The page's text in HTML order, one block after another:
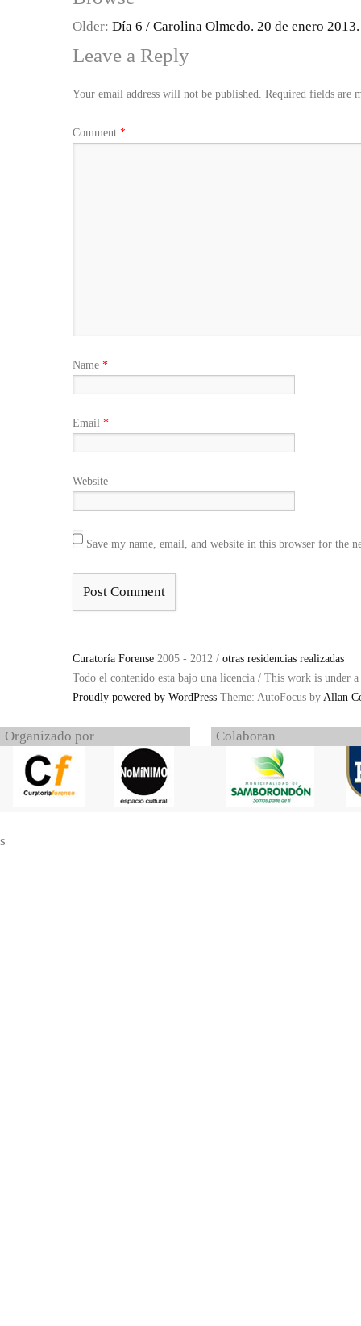
Older: Día 6 / Carolina Olmedo. 20 de enero 2013.
Leave a Reply
Your email address will not be published. Required fields are
Comment *
Name *
Email *
Website
Save my name, email, and website in this browser for the
Curatoría Forense 2005 - 2012 / otras residencias realizadas
Todo el contenido esta bajo una licencia / This work is under a
Proudly powered by WordPress Theme: AutoFocus by Allan
Organizado por Colaboran
s